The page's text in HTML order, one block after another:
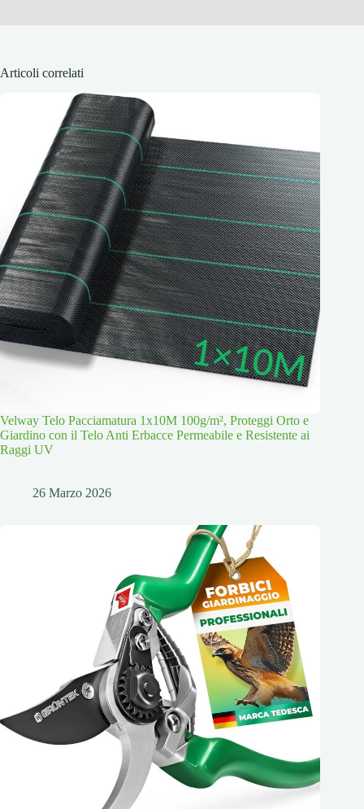
Articoli correlati
Velway Telo Pacciamatura 1x10M 100g/m², Proteggi Orto e
Giardino con il Telo Anti Erbacce Permeabile e Resistente ai
Raggi UV
26 Marzo 2026